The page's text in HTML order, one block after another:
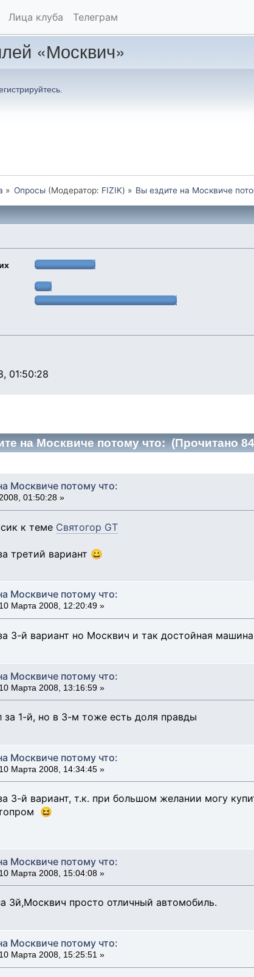
Лица клуба Телеграм
«Москвич»
» Опросы(Модератор: FIZIK) » Вы ездите на Москвиче
01:50:28
на Москвиче потому что: (Прочитано
Москвиче потому что:
01:50:28 »
к теме Святогор GT
третий вариант 😀
Москвиче потому что:
10 Марта 2008, 12:20:49 »
3-й вариант но Москвич и так достойная
Москвиче потому что:
10 Марта 2008, 13:16:59 »
за 1-й, но в 3-м тоже есть доля правды
Москвиче потому что:
10 Марта 2008, 14:34:45 »
3-й вариант, т.к. при большом желании могу
😆
Москвиче потому что:
10 Марта 2008, 15:04:08 »
3й,Москвич просто отличный автомобиль.
Москвиче потому что:
10 Марта 2008, 15:25:51 »